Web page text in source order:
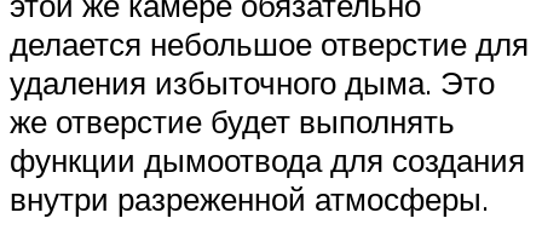
делается небольшое отверстие для
удаления избыточного дыма. Это
же отверстие будет выполнять
функции дымоотвода для создания
внутри разреженной атмосферы.